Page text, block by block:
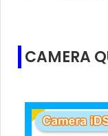
CAMERA